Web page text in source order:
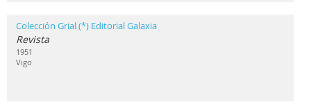
Colección Grial (*) Editorial Galaxia
Revista
1951
Vigo